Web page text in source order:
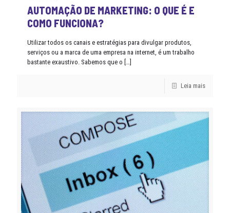
AUTOMAÇÃO DE MARKETING: O QUE É E
COMO FUNCIONA?
Utilizar todos os canais e estratégias para divulgar produtos,
serviços ou a marca de uma empresa na internet, é um trabalho
bastante exaustivo. Sabemos que o […]
Leia mais